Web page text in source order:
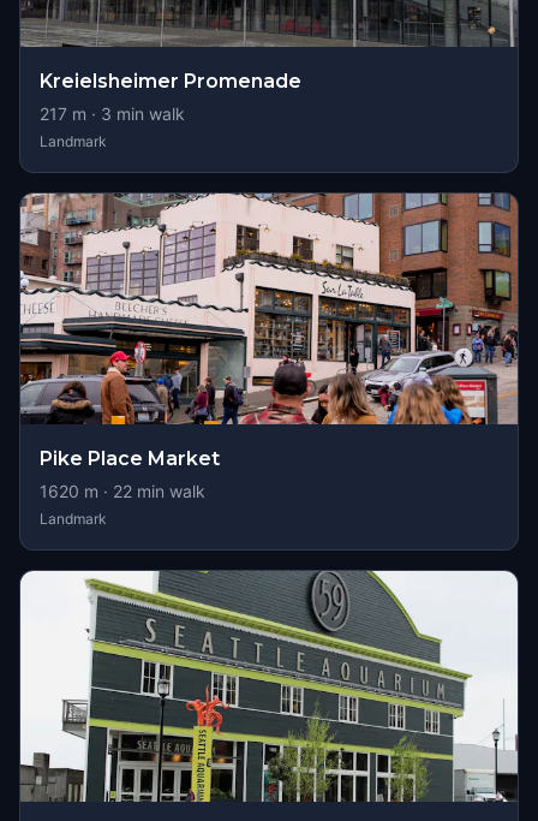
Kreielsheimer Promenade
217 m · 3 min walk
Landmark
Pike Place Market
1620 m · 22 min walk
Landmark